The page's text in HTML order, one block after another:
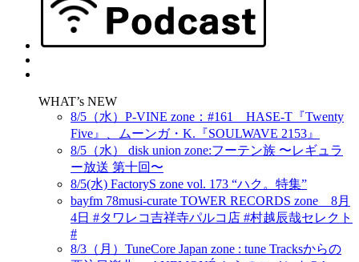
WHAT’s NEW
8/5（水）P-VINE zone：#161 HASE-T『Twenty
Five』、ムーンガ・K.『SOULWAVE 2153』
8/5（水） disk union zone:フーテン族 〜レギュラ
ー放送 第十回〜
8/5(水) FactoryS zone vol. 173 “ハク。特集”
bayfm 78musi-curate TOWER RECORDS zone 8月
4日 #タワレコ吉祥寺パルコ店 #村越辰哉セレクト
#
8/3（月）TuneCore Japan zone : tune Tracksからの